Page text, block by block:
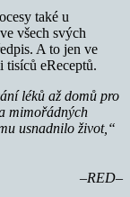
také u
všech svých
A to jen ve
eReceptů.
léků až domů pro
mimořádných
usnadnilo život,“
–RED–